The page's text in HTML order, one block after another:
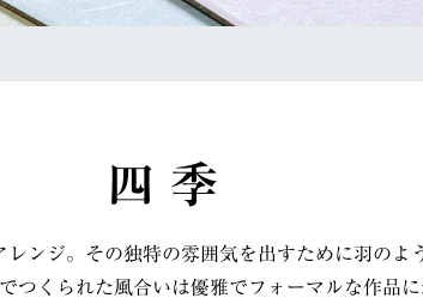
四 季
ンジ。その独特の雰囲気を出すために羽のよ
つくられた風合いは優雅でフォーマルな作品に